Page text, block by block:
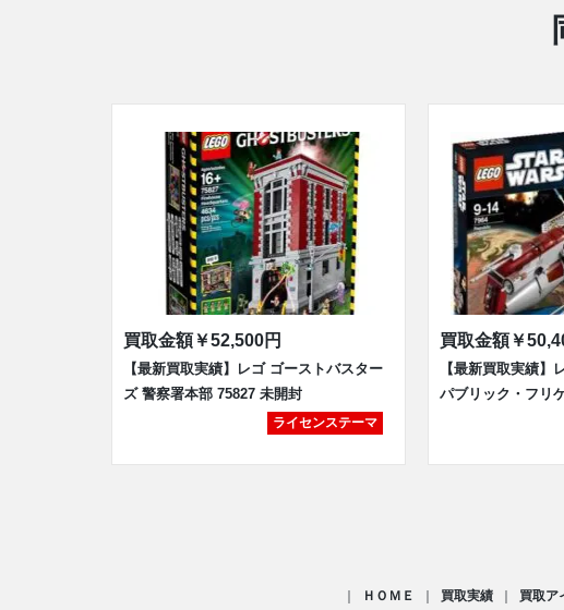
買取金額￥52,500円
【最新買取実績】レゴ ゴーストバスター
ズ 警察署本部 75827 未開封
ライセンステーマ
買取金額￥
【最新買取実績】
パブリック・フリ
ＨＯＭＥ 買取実績 買取ア